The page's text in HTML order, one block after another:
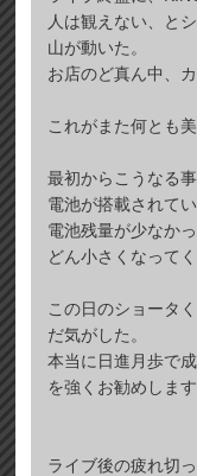
人は観えない、と
山が動いた。
お店のど真ん中、
これがまた何とも
最初からこうなる
電池が搭載されてい
電池残量が少なか
どん小さくなって
この日のショータ
だ気がした。
本当に日進月歩で
を強くお勧めします
ライブ後の疲れ切